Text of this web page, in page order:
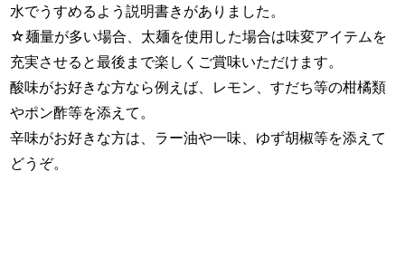
水でうすめるよう説明書きがありました。
☆麺量が多い場合、太麺を使用した場合は味変アイテムを
充実させると最後まで楽しくご賞味いただけます。
酸味がお好きな方なら例えば、レモン、すだち等の柑橘類
やポン酢等を添えて。
辛味がお好きな方は、ラー油や一味、ゆず胡椒等を添えて
どうぞ。